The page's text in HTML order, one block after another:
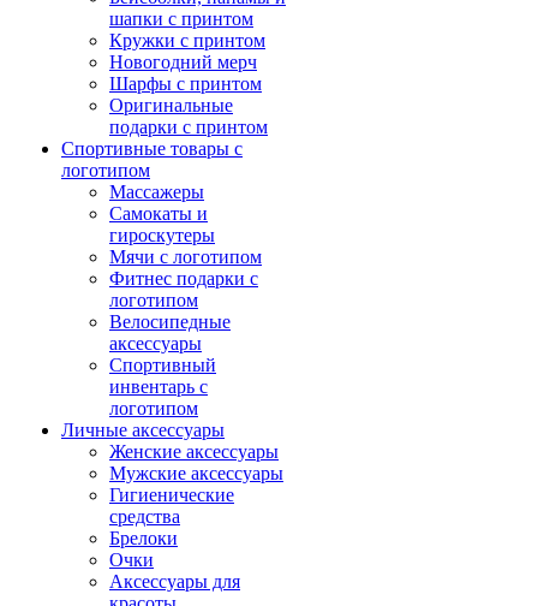
шапки с принтом
Кружки с принтом
Новогодний мерч
Шарфы с принтом
Оригинальные
подарки с принтом
Спортивные товары с
логотипом
Массажеры
Самокаты и
гироскутеры
Мячи с логотипом
Фитнес подарки с
логотипом
Велосипедные
аксессуары
Спортивный
инвентарь с
логотипом
Личные аксессуары
Женские аксессуары
Мужские аксессуары
Гигиенические
средства
Брелоки
Очки
Аксессуары для